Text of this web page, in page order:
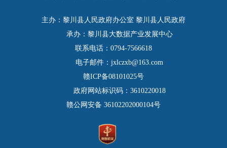
主办：黎川县人民政府办公室 黎川县人民政府
承办：黎川县大数据产业发展中心
联系电话：0794-7566618
电子邮件：jxlczxb@163.com
赣ICP备08101025号
政府网站标识码：3610220018
赣公网安备 36102202000104号